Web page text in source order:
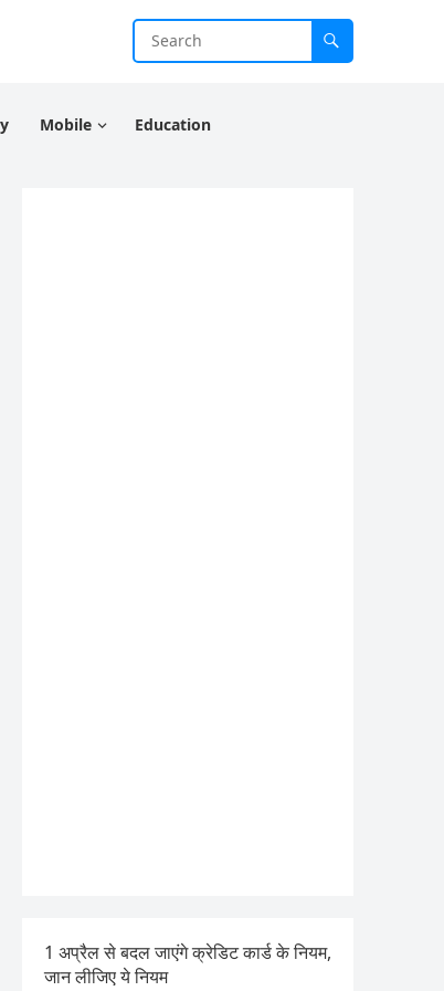
Mobile Education
1 अप्रैल से बदल जाएंगे क्रेडिट कार्ड के नियम,
जान लीजिए ये नियम